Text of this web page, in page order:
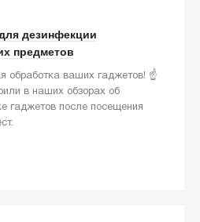
дезинфекции
предметов
обработка ваших гаджетов! ☝️
в наших обзорах об
гаджетов после посещения